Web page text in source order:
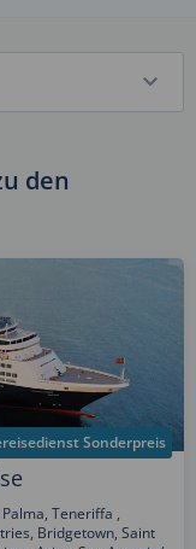
den
Sonderpreis
Teneriffa ,
Bridgetown, Saint